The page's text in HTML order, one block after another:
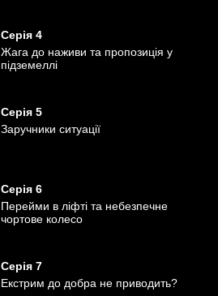
Серія 4
Жага до наживи та пропозиція у
підземеллі
Серія 5
Заручники ситуації
Серія 6
Перейми в ліфті та небезпечне
чортове колесо
Серія 7
Екстрим до добра не приводить?